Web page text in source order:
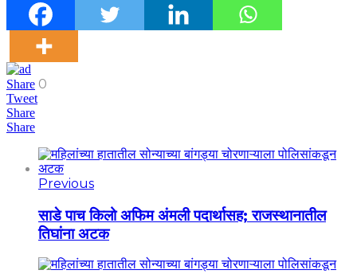
Share 0
Tweet
Share
Share
Previous
साडे पाच किलो अफिम अंमली पदार्थासह; राजस्थानातील
तिघांना अटक